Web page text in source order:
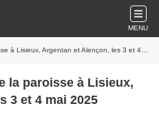
MENU
Argentan et Alençon, les 3 et 4 mai 2025
à Lisieux,
3 et 4 mai 2025